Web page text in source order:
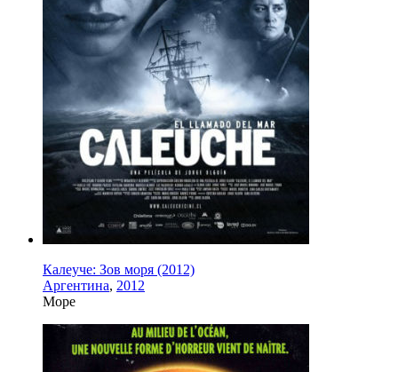
Калеуче: Зов моря (2012)
Аргентина, 2012
Море